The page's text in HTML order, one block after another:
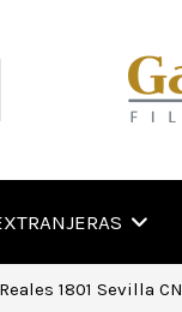
1801 Sevilla CN